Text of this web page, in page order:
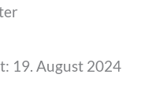
19. August 2024